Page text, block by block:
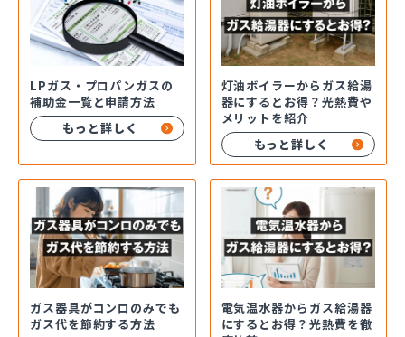
LPガス・プロパンガスの
補助金一覧と申請方法
もっと詳しく
灯油ボイラーからガス給湯
器にするとお得？光熱費や
メリットを紹介
もっと詳しく
ガス器具がコンロのみでも
ガス代を節約する方法
電気温水器からガス給湯器
にするとお得？光熱費を徹